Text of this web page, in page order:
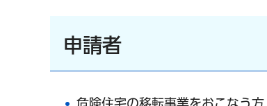
申請者
危険住宅の移転事業をおこなう方